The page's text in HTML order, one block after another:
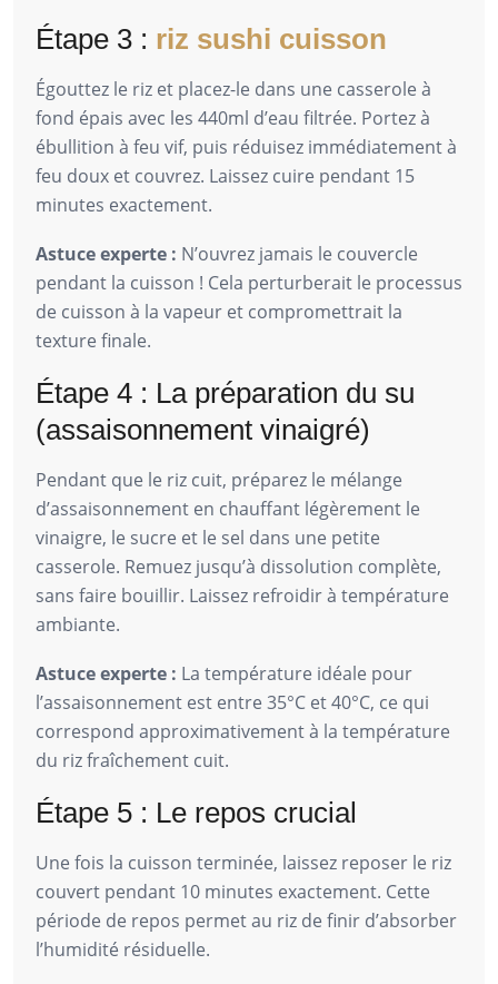
Étape 3 : riz sushi cuisson
Égouttez le riz et placez-le dans une casserole à
fond épais avec les 440ml d’eau filtrée. Portez à
ébullition à feu vif, puis réduisez immédiatement à
feu doux et couvrez. Laissez cuire pendant 15
minutes exactement.
Astuce experte : N’ouvrez jamais le couvercle
pendant la cuisson ! Cela perturberait le processus
de cuisson à la vapeur et compromettrait la
texture finale.
Étape 4 : La préparation du su
(assaisonnement vinaigré)
Pendant que le riz cuit, préparez le mélange
d’assaisonnement en chauffant légèrement le
vinaigre, le sucre et le sel dans une petite
casserole. Remuez jusqu’à dissolution complète,
sans faire bouillir. Laissez refroidir à température
ambiante.
Astuce experte : La température idéale pour
l’assaisonnement est entre 35°C et 40°C, ce qui
correspond approximativement à la température
du riz fraîchement cuit.
Étape 5 : Le repos crucial
Une fois la cuisson terminée, laissez reposer le riz
couvert pendant 10 minutes exactement. Cette
période de repos permet au riz de finir d’absorber
l’humidité résiduelle.